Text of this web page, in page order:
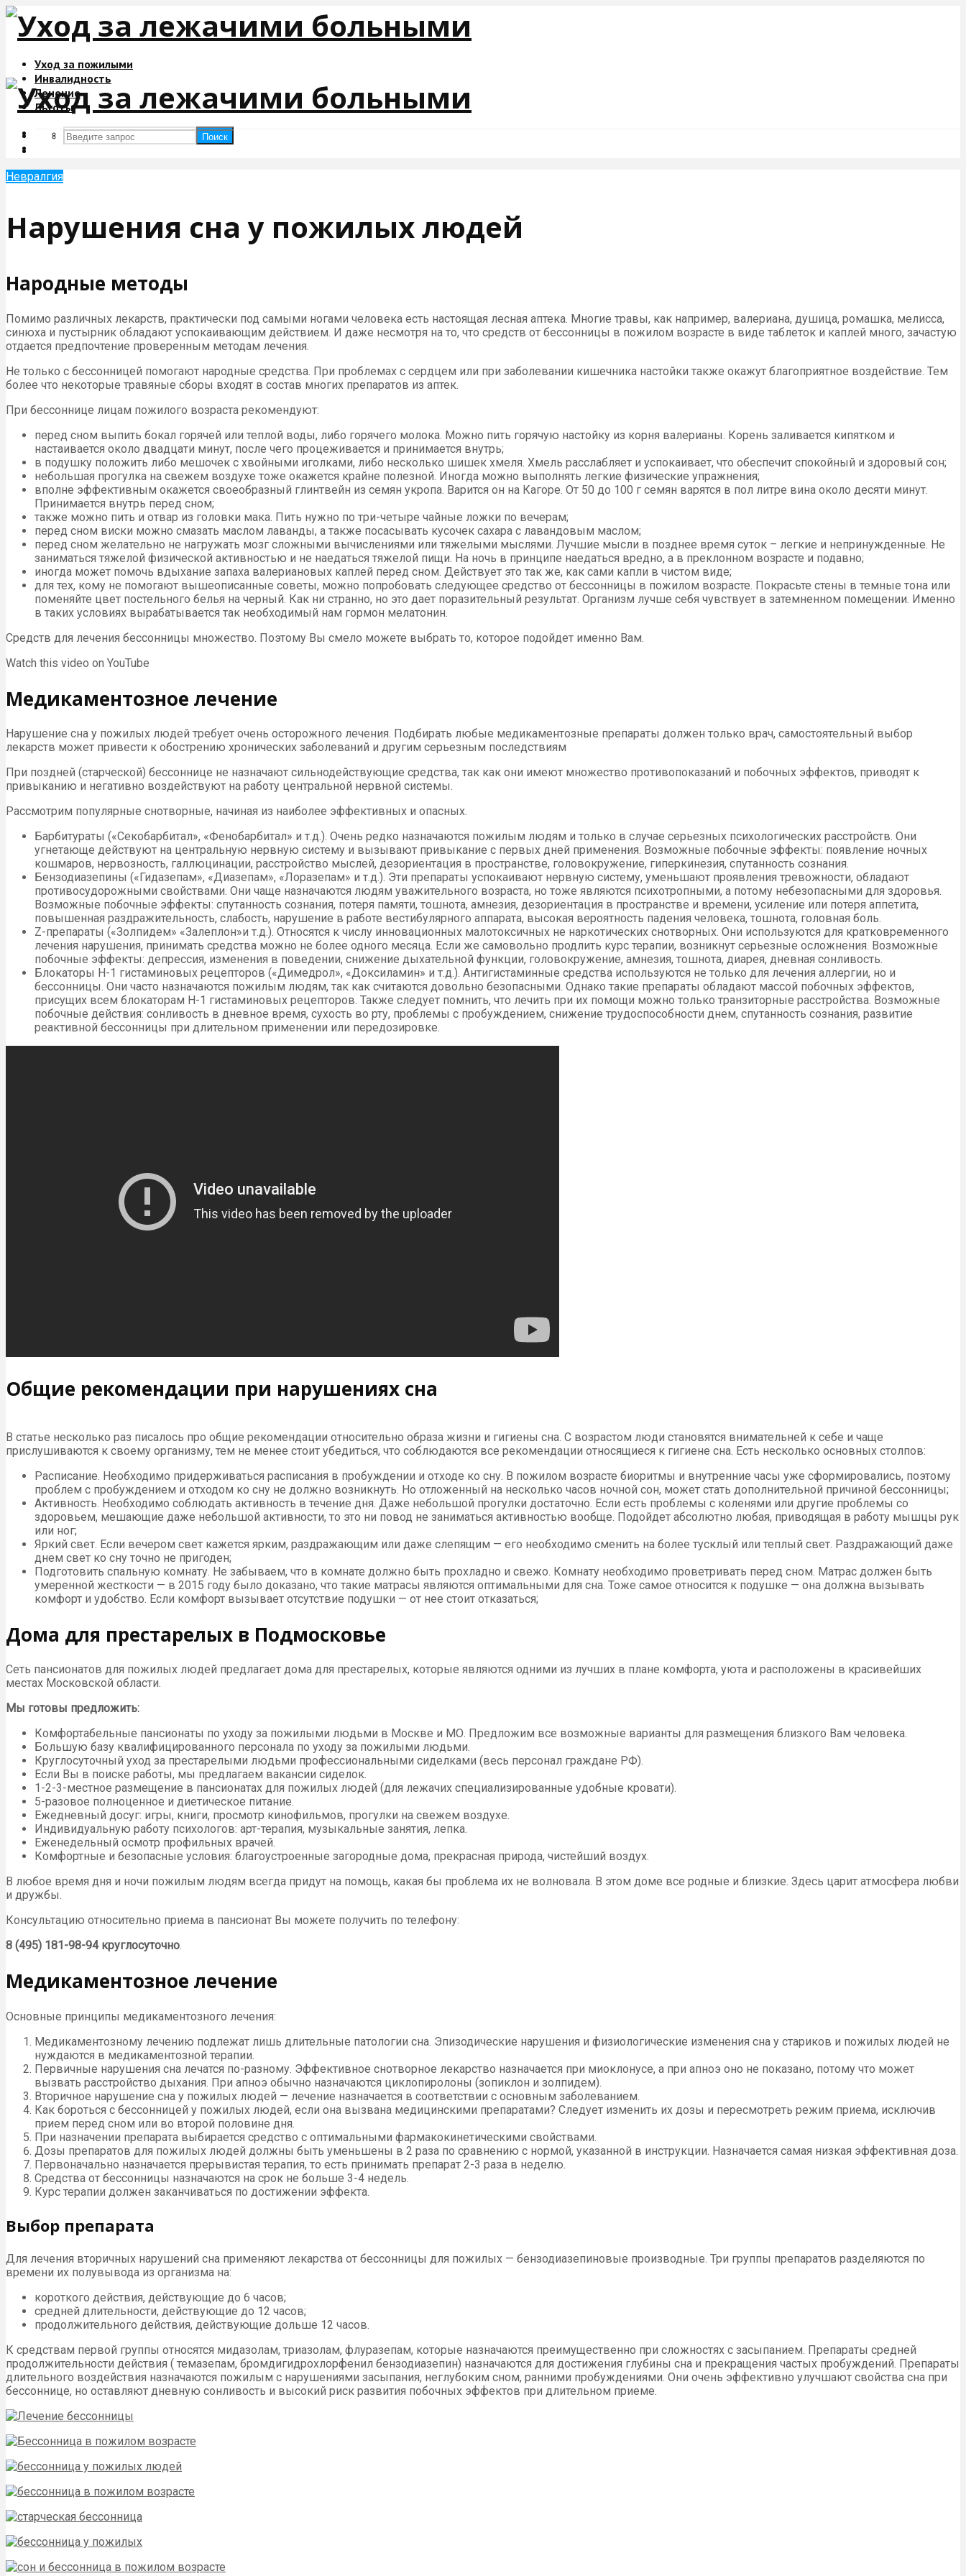
Уход за пожилыми
Инвалидность
Лечение
Льготы
Поиск
Поиск
Невралгия
Нарушения сна у пожилых людей
Народные методы
Помимо различных лекарств, практически под самыми ногами человека есть настоящая лесная аптека. Многие травы, как например, валериана, душица, ромашка, мелисса,
синюха и пустырник обладают успокаивающим действием. И даже несмотря на то, что средств от бессонницы в пожилом возрасте в виде таблеток и каплей много, зачастую
отдается предпочтение проверенным методам лечения.
Не только с бессонницей помогают народные средства. При проблемах с сердцем или при заболевании кишечника настойки также окажут благоприятное воздействие. Тем
более что некоторые травяные сборы входят в состав многих препаратов из аптек.
При бессоннице лицам пожилого возраста рекомендуют:
перед сном выпить бокал горячей или теплой воды, либо горячего молока. Можно пить горячую настойку из корня валерианы. Корень заливается кипятком и
настаивается около двадцати минут, после чего процеживается и принимается внутрь;
в подушку положить либо мешочек с хвойными иголками, либо несколько шишек хмеля. Хмель расслабляет и успокаивает, что обеспечит спокойный и здоровый сон;
небольшая прогулка на свежем воздухе тоже окажется крайне полезной. Иногда можно выполнять легкие физические упражнения;
вполне эффективным окажется своеобразный глинтвейн из семян укропа. Варится он на Кагоре. От 50 до 100 г семян варятся в пол литре вина около десяти минут.
Принимается внутрь перед сном;
также можно пить и отвар из головки мака. Пить нужно по три-четыре чайные ложки по вечерам;
перед сном виски можно смазать маслом лаванды, а также посасывать кусочек сахара с лавандовым маслом;
перед сном желательно не нагружать мозг сложными вычислениями или тяжелыми мыслями. Лучшие мысли в позднее время суток – легкие и непринужденные. Не
заниматься тяжелой физической активностью и не наедаться тяжелой пищи. На ночь в принципе наедаться вредно, а в преклонном возрасте и подавно;
иногда может помочь вдыхание запаха валериановых каплей перед сном. Действует это так же, как сами капли в чистом виде;
для тех, кому не помогают вышеописанные советы, можно попробовать следующее средство от бессонницы в пожилом возрасте. Покрасьте стены в темные тона или
поменяйте цвет постельного белья на черный. Как ни странно, но это дает поразительный результат. Организм лучше себя чувствует в затемненном помещении. Именно
в таких условиях вырабатывается так необходимый нам гормон мелатонин.
Средств для лечения бессонницы множество. Поэтому Вы смело можете выбрать то, которое подойдет именно Вам.
Watch this video on YouTube
Медикаментозное лечение
Нарушение сна у пожилых людей требует очень осторожного лечения. Подбирать любые медикаментозные препараты должен только врач, самостоятельный выбор
лекарств может привести к обострению хронических заболеваний и другим серьезным последствиям
При поздней (старческой) бессоннице не назначают сильнодействующие средства, так как они имеют множество противопоказаний и побочных эффектов, приводят к
привыканию и негативно воздействуют на работу центральной нервной системы.
Рассмотрим популярные снотворные, начиная из наиболее эффективных и опасных.
Барбитураты («Секобарбитал», «Фенобарбитал» и т.д.). Очень редко назначаются пожилым людям и только в случае серьезных психологических расстройств. Они
угнетающе действуют на центральную нервную систему и вызывают привыкание с первых дней применения. Возможные побочные эффекты: появление ночных
кошмаров, нервозность, галлюцинации, расстройство мыслей, дезориентация в пространстве, головокружение, гиперкинезия, спутанность сознания.
Бензодиазепины («Гидазепам», «Диазепам», «Лоразепам» и т.д.). Эти препараты успокаивают нервную систему, уменьшают проявления тревожности, обладают
противосудорожными свойствами. Они чаще назначаются людям уважительного возраста, но тоже являются психотропными, а потому небезопасными для здоровья.
Возможные побочные эффекты: спутанность сознания, потеря памяти, тошнота, амнезия, дезориентация в пространстве и времени, усиление или потеря аппетита,
повышенная раздражительность, слабость, нарушение в работе вестибулярного аппарата, высокая вероятность падения человека, тошнота, головная боль.
Z-препараты («Золпидем» «Залеплон»и т.д.). Относятся к числу инновационных малотоксичных не наркотических снотворных. Они используются для кратковременного
лечения нарушения, принимать средства можно не более одного месяца. Если же самовольно продлить курс терапии, возникнут серьезные осложнения. Возможные
побочные эффекты: депрессия, изменения в поведении, снижение дыхательной функции, головокружение, амнезия, тошнота, диарея, дневная сонливость.
Блокаторы Н-1 гистаминовых рецепторов («Димедрол», «Доксиламин» и т.д.). Антигистаминные средства используются не только для лечения аллергии, но и
бессонницы. Они часто назначаются пожилым людям, так как считаются довольно безопасными. Однако такие препараты обладают массой побочных эффектов,
присущих всем блокаторам Н-1 гистаминовых рецепторов. Также следует помнить, что лечить при их помощи можно только транзиторные расстройства. Возможные
побочные действия: сонливость в дневное время, сухость во рту, проблемы с пробуждением, снижение трудоспособности днем, спутанность сознания, развитие
реактивной бессонницы при длительном применении или передозировке.
Общие рекомендации при нарушениях сна
В статье несколько раз писалось про общие рекомендации относительно образа жизни и гигиены сна. С возрастом люди становятся внимательней к себе и чаще
прислушиваются к своему организму, тем не менее стоит убедиться, что соблюдаются все рекомендации относящиеся к гигиене сна. Есть несколько основных столпов:
Расписание. Необходимо придерживаться расписания в пробуждении и отходе ко сну. В пожилом возрасте биоритмы и внутренние часы уже сформировались, поэтому
проблем с пробуждением и отходом ко сну не должно возникнуть. Но отложенный на несколько часов ночной сон, может стать дополнительной причиной бессонницы;
Активность. Необходимо соблюдать активность в течение дня. Даже небольшой прогулки достаточно. Если есть проблемы с коленями или другие проблемы со
здоровьем, мешающие даже небольшой активности, то это ни повод не заниматься активностью вообще. Подойдет абсолютно любая, приводящая в работу мышцы рук
или ног;
Яркий свет. Если вечером свет кажется ярким, раздражающим или даже слепящим — его необходимо сменить на более тусклый или теплый свет. Раздражающий даже
днем свет ко сну точно не пригоден;
Подготовить спальную комнату. Не забываем, что в комнате должно быть прохладно и свежо. Комнату необходимо проветривать перед сном. Матрас должен быть
умеренной жесткости — в 2015 году было доказано, что такие матрасы являются оптимальными для сна. Тоже самое относится к подушке — она должна вызывать
комфорт и удобство. Если комфорт вызывает отсутствие подушки — от нее стоит отказаться;
Дома для престарелых в Подмосковье
Сеть пансионатов для пожилых людей предлагает дома для престарелых, которые являются одними из лучших в плане комфорта, уюта и расположены в красивейших
местах Московской области.
Мы готовы предложить:
Комфортабельные пансионаты по уходу за пожилыми людьми в Москве и МО. Предложим все возможные варианты для размещения близкого Вам человека.
Большую базу квалифицированного персонала по уходу за пожилыми людьми.
Круглосуточный уход за престарелыми людьми профессиональными сиделками (весь персонал граждане РФ).
Если Вы в поиске работы, мы предлагаем вакансии сиделок.
1-2-3-местное размещение в пансионатах для пожилых людей (для лежачих специализированные удобные кровати).
5-разовое полноценное и диетическое питание.
Ежедневный досуг: игры, книги, просмотр кинофильмов, прогулки на свежем воздухе.
Индивидуальную работу психологов: арт-терапия, музыкальные занятия, лепка.
Еженедельный осмотр профильных врачей.
Комфортные и безопасные условия: благоустроенные загородные дома, прекрасная природа, чистейший воздух.
В любое время дня и ночи пожилым людям всегда придут на помощь, какая бы проблема их не волновала. В этом доме все родные и близкие. Здесь царит атмосфера любви
и дружбы.
Консультацию относительно приема в пансионат Вы можете получить по телефону:
8 (495) 181-98-94 круглосуточно.
Медикаментозное лечение
Основные принципы медикаментозного лечения:
Медикаментозному лечению подлежат лишь длительные патологии сна. Эпизодические нарушения и физиологические изменения сна у стариков и пожилых людей не
нуждаются в медикаментозной терапии.
Первичные нарушения сна лечатся по-разному. Эффективное снотворное лекарство назначается при миоклонусе, а при апноэ оно не показано, потому что может
вызвать расстройство дыхания. При апноэ обычно назначаются циклопиролоны (зопиклон и золпидем).
Вторичное нарушение сна у пожилых людей — лечение назначается в соответствии с основным заболеванием.
Как бороться с бессонницей у пожилых людей, если она вызвана медицинскими препаратами? Следует изменить их дозы и пересмотреть режим приема, исключив
прием перед сном или во второй половине дня.
При назначении препарата выбирается средство с оптимальными фармакокинетическими свойствами.
Дозы препаратов для пожилых людей должны быть уменьшены в 2 раза по сравнению с нормой, указанной в инструкции. Назначается самая низкая эффективная доза.
Первоначально назначается прерывистая терапия, то есть принимать препарат 2-3 раза в неделю.
Средства от бессонницы назначаются на срок не больше 3-4 недель.
Курс терапии должен заканчиваться по достижении эффекта.
Выбор препарата
Для лечения вторичных нарушений сна применяют лекарства от бессонницы для пожилых — бензодиазепиновые производные. Три группы препаратов разделяются по
времени их полувывода из организма на:
короткого действия, действующие до 6 часов;
средней длительности, действующие до 12 часов;
продолжительного действия, действующие дольше 12 часов.
К средствам первой группы относятся мидазолам, триазолам, флуразепам, которые назначаются преимущественно при сложностях с засыпанием. Препараты средней
продолжительности действия ( темазепам, бромдигидрохлорфенил бензодиазепин) назначаются для достижения глубины сна и прекращения частых пробуждений. Препараты
длительного воздействия назначаются пожилым с нарушениями засыпания, неглубоким сном, ранними пробуждениями. Они очень эффективно улучшают свойства сна при
бессоннице, но оставляют дневную сонливость и высокий риск развития побочных эффектов при длительном приеме.